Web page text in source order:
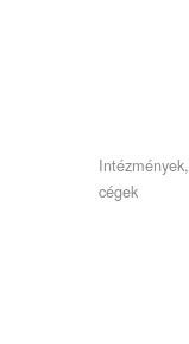
Intézmények,
cégek